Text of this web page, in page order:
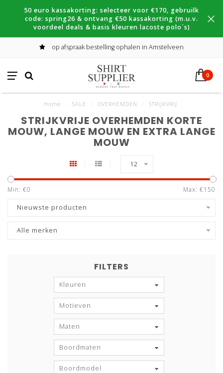
50 euro kassakorting: selecteer voor €170, gebruilk
code: spring26 & ontvang €50 kassakorting (m.u.v.
voordeel deals & basis kleuren lacoste polo´s)
op afspraak bestelling ophalen in Amstelveen
0
Home SALE OVERHEMDEN STRIJKVRIJ
STRIJKVRIJE OVERHEMDEN KORTE
MOUW, LANGE MOUW EN EXTRA LANGE
MOUW
12
Min: €0 Max: €150
Nieuwste producten
Alle merken
FILTERS
Kleuren
Motieven
Maten
Boordmaten
Boordmodel